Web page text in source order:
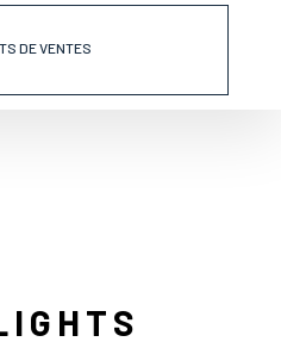
DE VENTES